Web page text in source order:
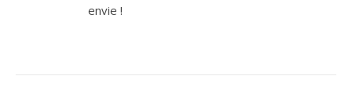
envie !